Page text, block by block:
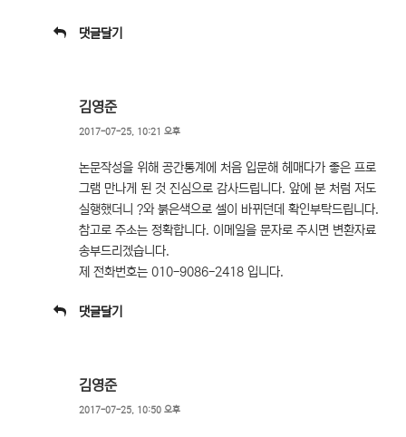
댓글달기
김영준
2017-07-25, 10:21 오후
논문작성을 위해 공간통계에 처음 입문해 헤매다가 좋은 프로
그램 만나게 된 것 진심으로 감사드립니다. 앞에 분 처럼 저도
실행했더니 ?와 붉은색으로 셀이 바뀌던데 확인부탁드립니다.
참고로 주소는 정확합니다. 이메일을 문자로 주시면 변환자료
송부드리겠습니다.
제 전화번호는 010-9086-2418 입니다.
댓글달기
김영준
2017-07-25, 10:50 오후